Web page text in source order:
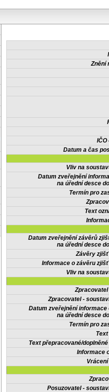
Znění
IČO
Datum a čas
Vliv na
Datum zveřejnění
na úřední desce
Termín pro
Text
Datum zveřejnění závěrů
na úřední desce
Závěry
Informace o závěru
Vliv na
Zpracovatel -
Datum zveřejnění informace
na úřední desce
Termín pro
Text přepracované/
Informace
Posuzovatel -